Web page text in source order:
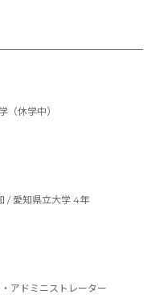
（休学中）
/ 愛知県立大学 4年
アドミニストレーター